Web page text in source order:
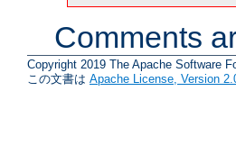
Comments
Copyright 2019 The Apache Software
この文書は Apache License, Version